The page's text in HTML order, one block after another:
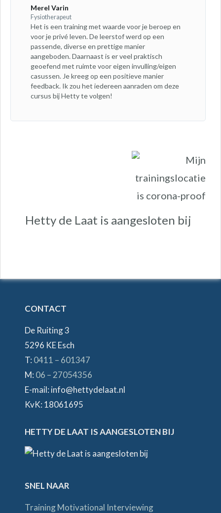
Merel Varin
Fysiotherapeut
Het is een training met waarde voor je beroep en
voor je privé leven. De leerstof werd op een
passende, diverse en prettige manier
aangeboden. Daarnaast is er veel praktisch
geoefend met ruimte voor eigen invulling/eigen
casussen. Je kreeg op een positieve manier
feedback. Ik zou het iedereen aanraden om deze
cursus bij Hetty te volgen!
Hetty de Laat is aangesloten bij
CONTACT
De Ruiting 3
5296 KE Esch
T: 0411 – 601347
M: 06 – 27054356
E-mail: info@hettydelaat.nl
KvK: 18061695
HETTY DE LAAT IS AANGESLOTEN BIJ
SNEL NAAR
Training Motivational Interviewing